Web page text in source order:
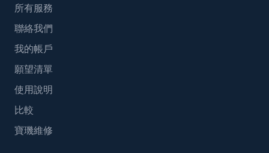
所有服務
聯絡我們
我的帳戶
願望清單
使用說明
比較
寶璣維修